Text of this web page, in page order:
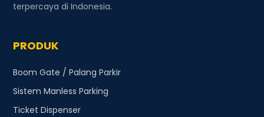
terpercaya di Indonesia.
PRODUK
Boom Gate / Palang Parkir
Sistem Manless Parking
Ticket Dispenser